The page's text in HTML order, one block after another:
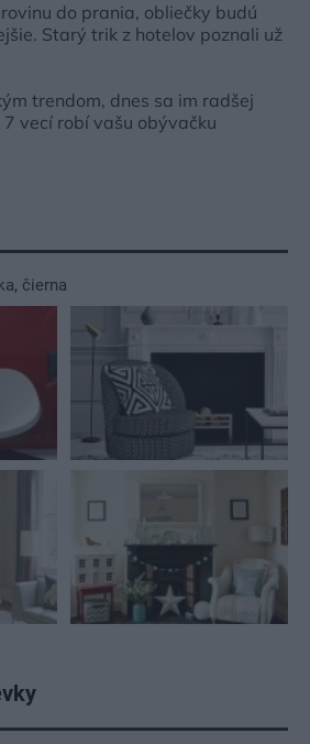
do prania, obliečky budú
Starý trik z hotelov poznali už
trendom, dnes sa im radšej
vecí robí vašu obývačku
, čierna